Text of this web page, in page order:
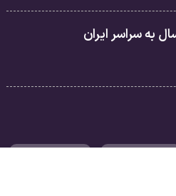
به سراسر ایران